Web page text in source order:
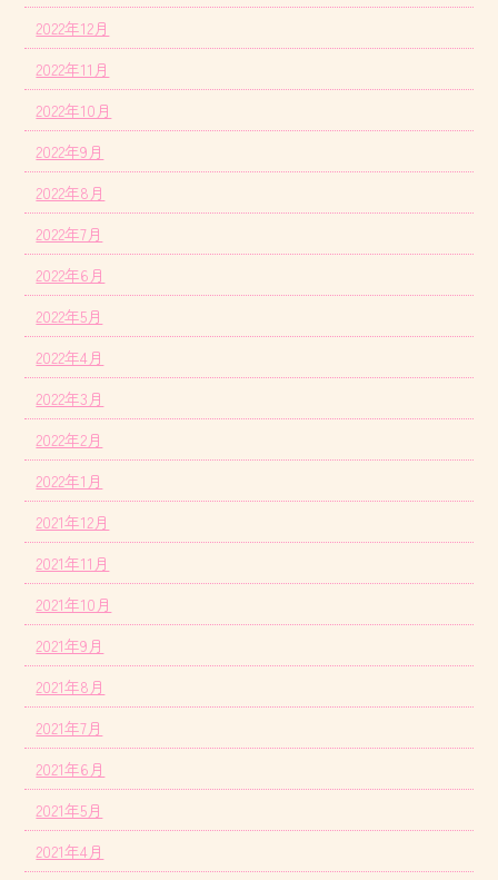
2022年12月
2022年11月
2022年10月
2022年9月
2022年8月
2022年7月
2022年6月
2022年5月
2022年4月
2022年3月
2022年2月
2022年1月
2021年12月
2021年11月
2021年10月
2021年9月
2021年8月
2021年7月
2021年6月
2021年5月
2021年4月